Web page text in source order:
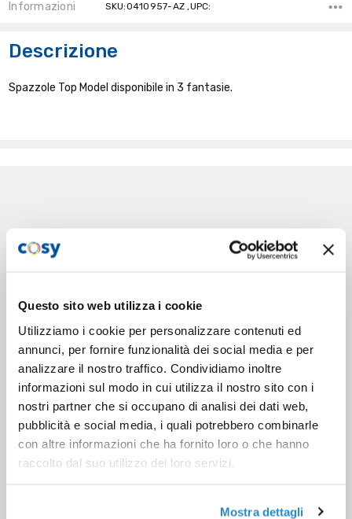
Questo sito web utilizza i cookie
Utilizziamo i cookie per personalizzare contenuti ed
annunci, per fornire funzionalità dei social media e per
analizzare il nostro traffico. Condividiamo inoltre
informazioni sul modo in cui utilizza il nostro sito con i
nostri partner che si occupano di analisi dei dati web,
pubblicità e social media, i quali potrebbero combinarle
con altre informazioni che ha fornito loro o che hanno
raccolto dal suo utilizzo dei loro servizi.
Mostra dettagli
Informazioni SKU:0410957-AZ ,UPC:
Descrizione
Spazzole Top Model disponibile in 3 fantasie.